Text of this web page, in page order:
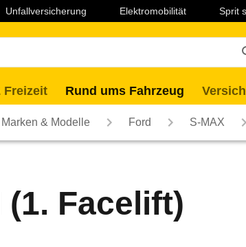
Unfallversicherung Elektromobilität Sprit
Freizeit Rund ums Fahrzeug
Marken & Modelle Ford S-MAX
(1. Facelift)